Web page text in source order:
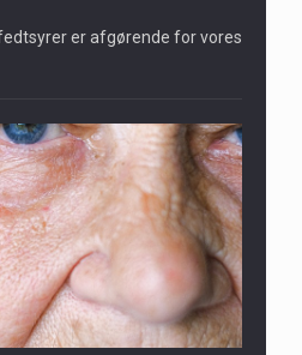
er afgørende for vores